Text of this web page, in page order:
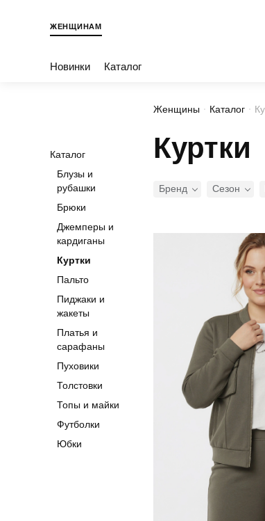
ЖЕНЩИНАМ
Новинки Каталог
Каталог
Блузы и
рубашки
Брюки
Джемперы и
кардиганы
Куртки
Пальто
Пиджаки и
жакеты
Платья и
сарафаны
Пуховики
Толстовки
Топы и майки
Футболки
Юбки
Женщины Каталог
Куртки
Бренд Сезон